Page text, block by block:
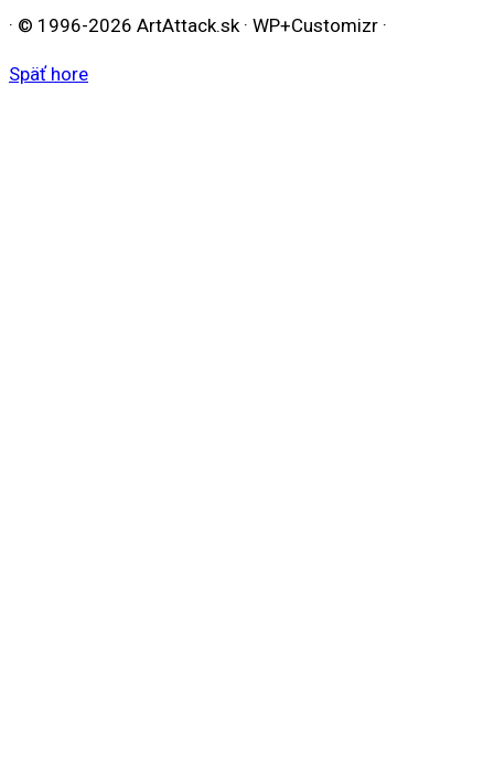
· © 1996-2026 ArtAttack.sk · WP+Customizr ·
Späť hore